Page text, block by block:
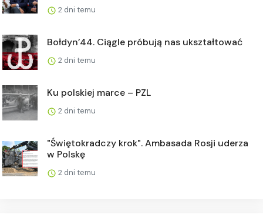
2 dni temu
Bołdyn’44. Ciągle próbują nas ukształtować
2 dni temu
Ku polskiej marce – PZL
2 dni temu
"Świętokradczy krok". Ambasada Rosji uderza
w Polskę
2 dni temu